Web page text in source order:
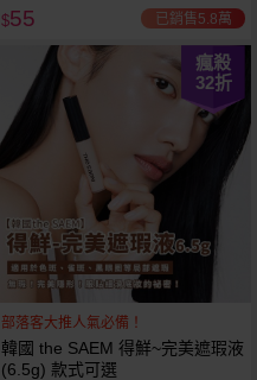
$55 已銷售5.8萬
瘋殺
32折
部落客大推人氣必備！
韓國 the SAEM 得鮮~完美遮瑕液
(6.5g) 款式可選